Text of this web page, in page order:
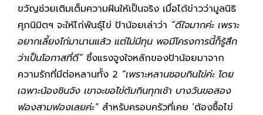
ขวัญช่วยเติมเต็มความฝันให้เป็นจริง เมื่อได้ข่าวว่ามูลนิธิ
ศุภนิมิตฯ จะให้ไก่พันธุ์ไข่ ป้าน้อยเล่าว่า “ดีใจมากค่ะ เพราะ
อยากเลี้ยงไก่มานานแล้ว แต่ไม่มีทุน พอมีโครงการนี้ก็รู้สึก
ว่าเป็นโอกาสที่ดี”ซึ่งแรงจูงใจหลักของป้าน้อยมาจาก
ความรักที่มีต่อหลานทั้ง 2 “เพราะหลานชอบกินไข่ค่ะ โดย
เฉพาะน้องชินจัง เขาจะขอไข่ต้มกินทุกเช้า บางวันขอสอง
ฟองสามฟองเลยค่ะ”สำหรับครอบครัวที่เคย ‘ต้องซื้อไข่